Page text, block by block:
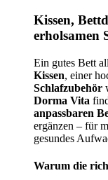
Kissen,
erholsamen
Ein gutes Bett
Kissen, einer
Schlafzubehör
Dorma Vita
anpassbaren
ergänzen – für
gesundes
Warum die